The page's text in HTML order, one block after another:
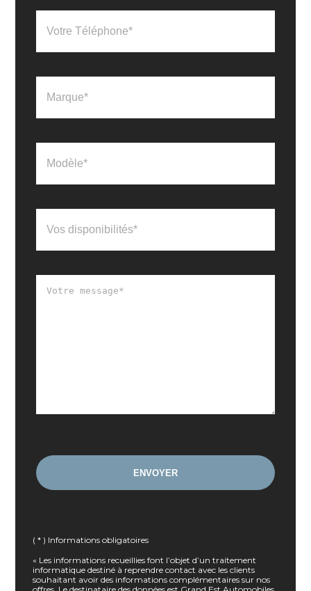
( * ) Informations obligatoires
« Les informations recueillies font l’objet d’un traitement
informatique destiné à reprendre contact avec les clients
souhaitant avoir des informations complémentaires sur nos